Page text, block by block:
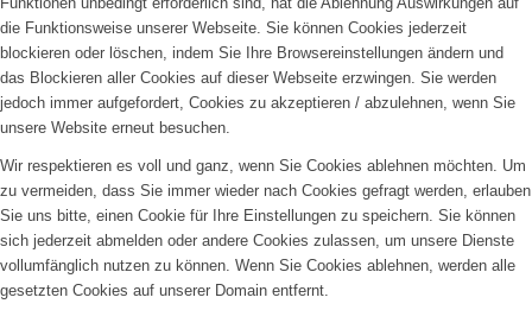
die Funktionsweise unserer Webseite. Sie können Cookies jederzeit
blockieren oder löschen, indem Sie Ihre Browsereinstellungen ändern und
das Blockieren aller Cookies auf dieser Webseite erzwingen. Sie werden
jedoch immer aufgefordert, Cookies zu akzeptieren / abzulehnen, wenn Sie
unsere Website erneut besuchen.
Wir respektieren es voll und ganz, wenn Sie Cookies ablehnen möchten. Um
zu vermeiden, dass Sie immer wieder nach Cookies gefragt werden, erlauben
Sie uns bitte, einen Cookie für Ihre Einstellungen zu speichern. Sie können
sich jederzeit abmelden oder andere Cookies zulassen, um unsere Dienste
vollumfänglich nutzen zu können. Wenn Sie Cookies ablehnen, werden alle
gesetzten Cookies auf unserer Domain entfernt.